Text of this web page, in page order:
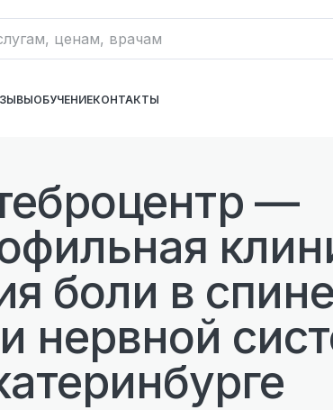
ОБУЧЕНИЕКОНТАКТЫ
—
боли в
нервной